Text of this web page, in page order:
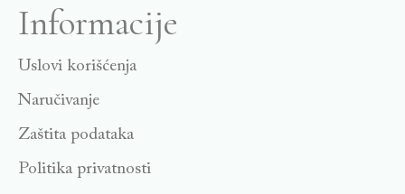
Informacije
Uslovi korišćenja
Naručivanje
Zaštita podataka
Politika privatnosti